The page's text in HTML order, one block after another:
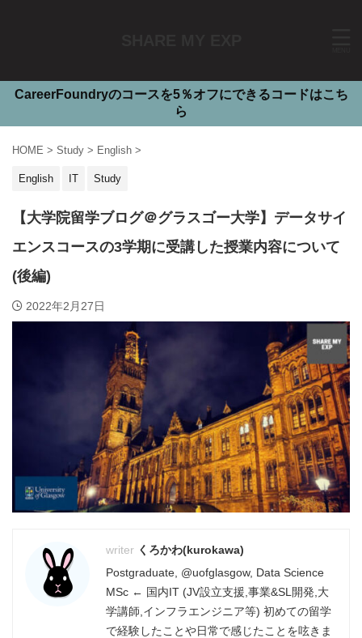
CareerFoundryのコースを5％オフにできるコードはこち
ら
HOME > Study > English >
English IT Study
【大学院留学ブログ＠グラスゴー大学】データサイ
エンスコースの3学期に受講した授業内容について
(後編)
2022年2月27日
くろかわ(kurokawa)
Postgraduate, @uofglasgow, Data Science
MSc ← 国内IT (JV設立支援,事業&SL開発,大
学講師,インフラエンジニア等) 初めての留学
で経験したことや日常で感じたことを呟きま